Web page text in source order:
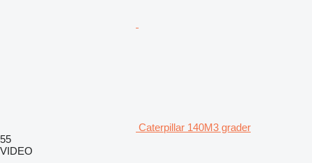
Caterpillar 140M3 grader
55
VIDEO